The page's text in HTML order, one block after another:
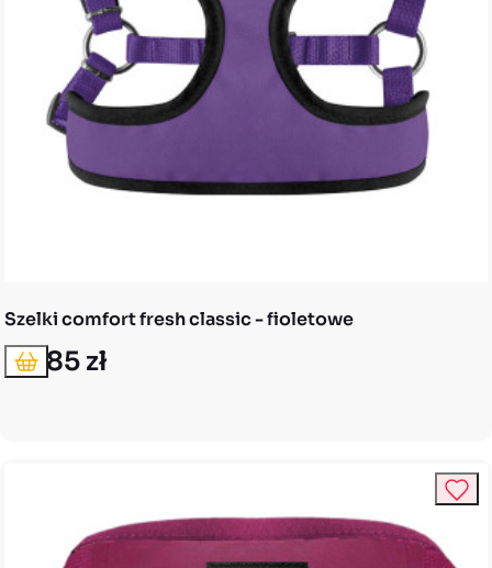
Szelki comfort fresh classic - fioletowe
Cena
46,85 zł
Dodaj do koszyka